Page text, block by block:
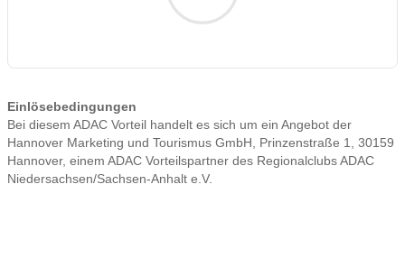
Einlösebedingungen
Bei diesem ADAC Vorteil handelt es sich um ein Angebot der
Hannover Marketing und Tourismus GmbH, Prinzenstraße 1, 30159
Hannover, einem ADAC Vorteilspartner des Regionalclubs ADAC
Niedersachsen/Sachsen-Anhalt e.V.